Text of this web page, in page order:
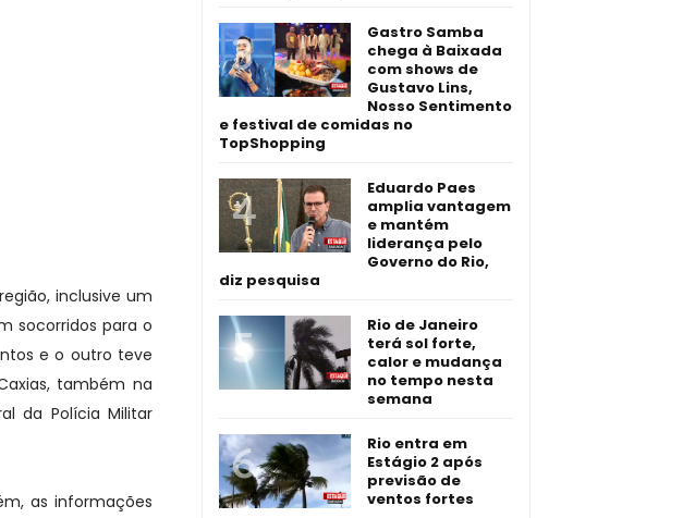
inclusive um
socorridos para o
e o outro teve
também na
da Polícia Militar
as informações
Gastro Samba
chega à Baixada
com shows de
Gustavo Lins,
Nosso Sentimento
e festival de comidas no
TopShopping
Eduardo Paes
amplia vantagem
e mantém
liderança pelo
Governo do Rio,
diz pesquisa
Rio de Janeiro
terá sol forte,
calor e mudança
no tempo nesta
semana
Rio entra em
Estágio 2 após
previsão de
ventos fortes